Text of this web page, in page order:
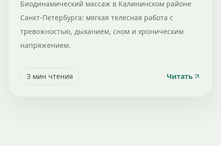
Биодинамический массаж в Калининском районе
Санкт-Петербурга: мягкая телесная работа с
тревожностью, дыханием, сном и хроническим
напряжением.
3 мин чтения Читать